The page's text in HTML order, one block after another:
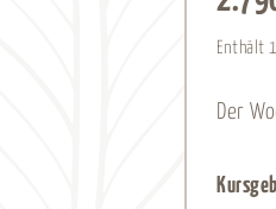
Enthält
Der